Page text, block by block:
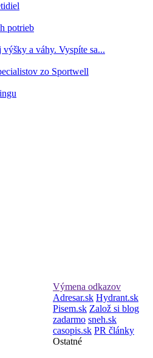
potrieb
a váhy. Vyspíte sa...
zo Sportwell
Výmena odkazov
Adresar.sk Hydrant.sk
Pisem.sk Založ si blog
zadarmo sneh.sk
casopis.sk PR články
Ostatné